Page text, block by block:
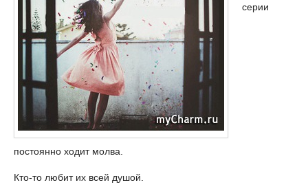
серии
постоянно ходит молва.
Кто-то любит их всей душой.